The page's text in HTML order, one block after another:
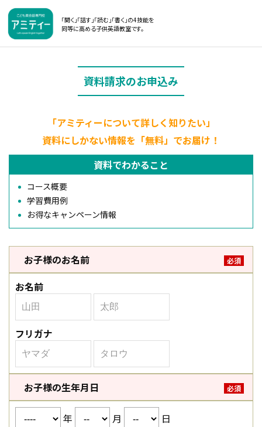
「聞く」「話す」「読む」「書く」の4技能を
同等に高める子供英語教室です。
資料請求のお申込み
「アミティーについて詳しく知りたい」
資料にしかない情報を「無料」でお届け！
資料でわかること
コース概要
学習費用例
お得なキャンペーン情報
お子様のお名前 必須
お名前
フリガナ
お子様の生年月日 必須
年 月 日